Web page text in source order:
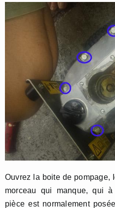
Ouvrez la boite de pompage,
morceau qui manque, qui
pièce est normalement